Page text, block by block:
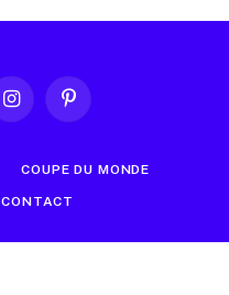
InstagramPinterest
COUPE DU MONDE
CONTACT